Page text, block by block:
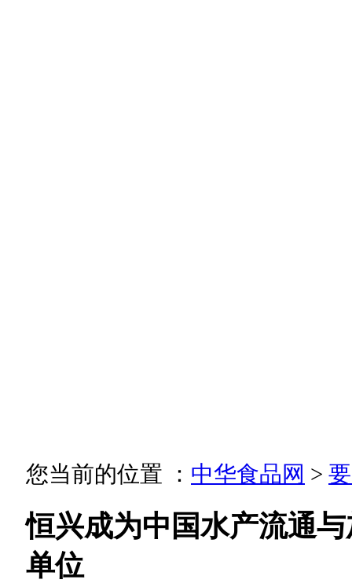
您当前的位置 ： 中华食品网 >
恒兴成为中国水产流通
单位